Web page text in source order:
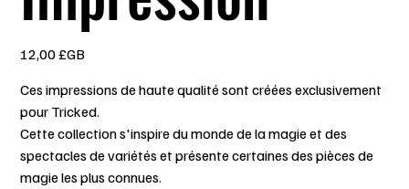
12,00 £GB
Ces impressions de haute qualité sont créées exclusivement
pour Tricked.
Cette collection s'inspire du monde de la magie et des
spectacles de variétés et présente certaines des pièces de
magie les plus connues.